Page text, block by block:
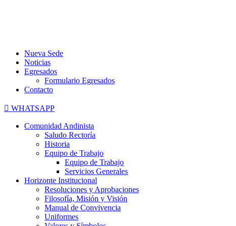
Nueva Sede
Noticias
Egresados
Formulario Egresados
Contacto
WHATSAPP
Comunidad Andinista
Saludo Rectoría
Historia
Equipo de Trabajo
Equipo de Trabajo
Servicios Generales
Horizonte Institucional
Resoluciones y Aprobaciones
Filosofía, Misión y Visión
Manual de Convivencia
Uniformes